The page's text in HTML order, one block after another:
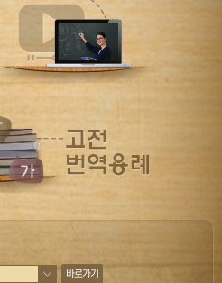
바로가기